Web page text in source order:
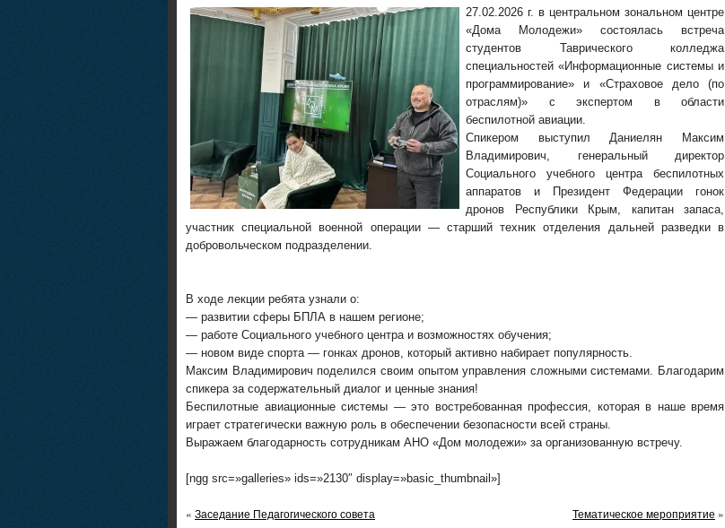
27.02.2026 г. в центральном зональном центре
«Дома Молодежи» состоялась встреча
студентов Таврического колледжа
специальностей «Информационные системы и
программирование» и «Страховое дело (по
отраслям)» с экспертом в области
беспилотной авиации.
Спикером выступил Даниелян Максим
Владимирович, генеральный директор
Социального учебного центра беспилотных
аппаратов и Президент Федерации гонок
дронов Республики Крым, капитан запаса,
участник специальной военной операции — старший техник отделения дальней разведки в
добровольческом подразделении.
В ходе лекции ребята узнали о:
— развитии сферы БПЛА в нашем регионе;
— работе Социального учебного центра и возможностях обучения;
— новом виде спорта — гонках дронов, который активно набирает популярность.
Максим Владимирович поделился своим опытом управления сложными системами. Благодарим
спикера за содержательный диалог и ценные знания!
Беспилотные авиационные системы — это востребованная профессия, которая в наше время
играет стратегически важную роль в обеспечении безопасности всей страны.
Выражаем благодарность сотрудникам АНО «Дом молодежи» за организованную встречу.
[ngg src=»galleries» ids=»2130″ display=»basic_thumbnail»]
« Заседание Педагогического совета Тематическое мероприятие »